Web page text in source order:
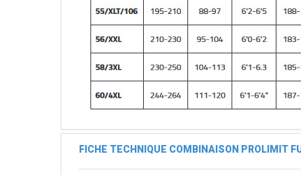
FICHE TECHNIQUE COMBINAISON PROLIMIT